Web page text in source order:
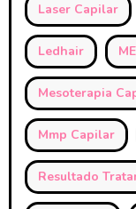
Laser Capilar
Ledhair
Mesoterapia
Mmp Capilar
Resultado